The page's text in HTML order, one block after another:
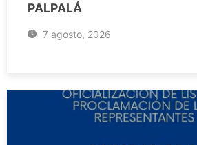
PALPALÁ
7 agosto, 2026